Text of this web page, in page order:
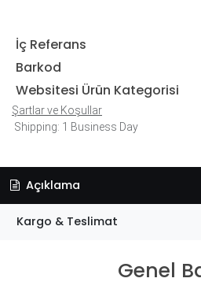
İç Referans
Barkod
Websitesi Ürün Kategorisi
Şartlar ve Koşullar
Shipping: 1 Business Day
Açıklama
Kargo & Teslimat
Genel